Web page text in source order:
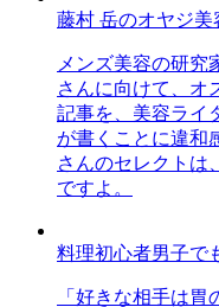
藤村 岳のオヤジ美
メンズ美容の研究
さんに向けて、オ
記事を、美容ライ
が書くことに違和
さんのセレクトは
ですよ。
料理初心者男子で
「好きな相手は